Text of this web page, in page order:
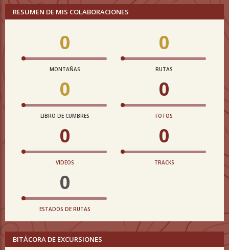
RESUMEN DE MIS COLABORACIONES
0
MONTAÑAS
0
RUTAS
0
LIBRO DE CUMBRES
0
FOTOS
0
VIDEOS
0
TRACKS
0
ESTADOS DE RUTAS
BITÁCORA DE EXCURSIONES